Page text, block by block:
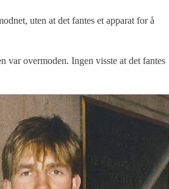
uten at det fantes et apparat for å
var overmoden. Ingen visste at det fantes